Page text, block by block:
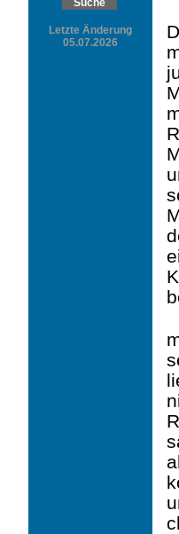
Letzte Änderung
05.07.2026